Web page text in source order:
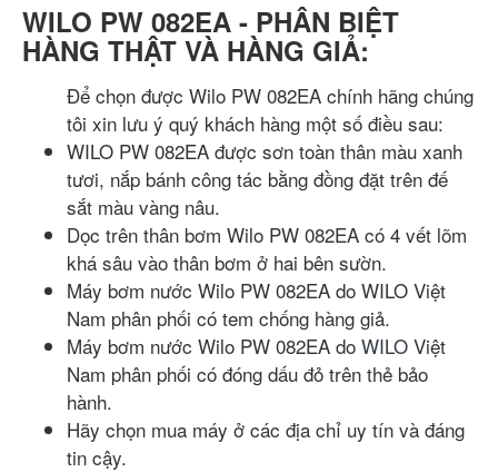
WILO PW 082EA - PHÂN BIỆT
HÀNG THẬT VÀ HÀNG GIẢ:
Để chọn được Wilo PW 082EA chính hãng chúng
tôi xin lưu ý quý khách hàng một số điều sau:
WILO PW 082EA được sơn toàn thân màu xanh
tươi, nắp bánh công tác bằng đồng đặt trên đế
sắt màu vàng nâu.
Dọc trên thân bơm Wilo PW 082EA có 4 vết lõm
khá sâu vào thân bơm ở hai bên sườn.
Máy bơm nước Wilo PW 082EA do WILO Việt
Nam phân phối có tem chống hàng giả.
Máy bơm nước Wilo PW 082EA do WILO Việt
Nam phân phối có đóng dấu đỏ trên thẻ bảo
hành.
Hãy chọn mua máy ở các địa chỉ uy tín và đáng
tin cậy.